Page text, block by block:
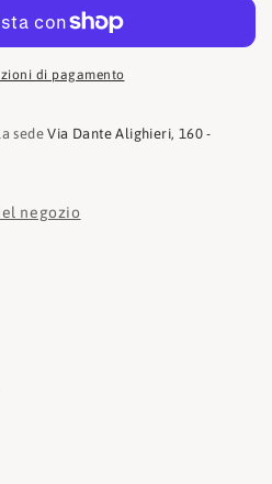
di pagamento
sedeVia Dante Alighieri, 160 -
negozio